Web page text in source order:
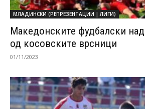
МЛАДИНСКИ (РЕПРЕЗЕНТАЦИИ | ЛИГИ)
Македонските фудбалски
од косовските врсници
01/11/2023